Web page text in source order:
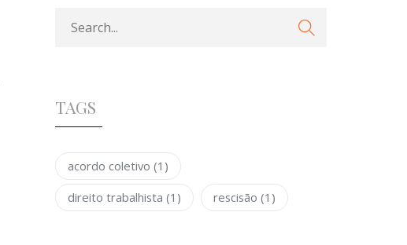
TAGS
acordo coletivo (1)
direito trabalhista (1) rescisão (1)